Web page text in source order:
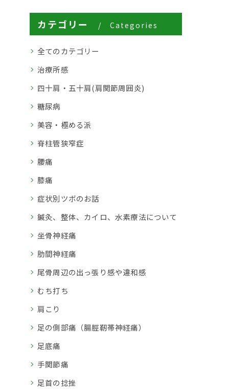
カテゴリー Categories
全てのカテゴリー
治療所感
四十肩・五十肩(肩関節周囲炎)
糖尿病
美容・極める派
脊柱管狭窄症
腰痛
膝痛
症状別ツボのお話
鍼灸、整体、カイロ、水素療法について
坐骨神経痛
肋間神経痛
尾骨周辺の出っ張り感や違和感
むち打ち
肩こり
足の側部痛（腸脛靭帯神経痛）
足底痛
手関節痛
足首の捻挫